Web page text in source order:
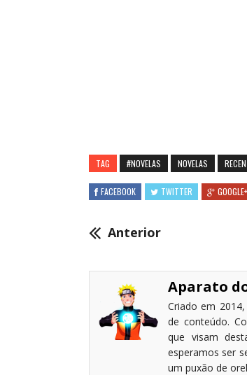
TAG #NOVELAS NOVELAS
FACEBOOK TWITTER GOOGLE+
Anterior
Aparato
Criado em
de conteúdo.
que visam
esperamos ser
um puxão de